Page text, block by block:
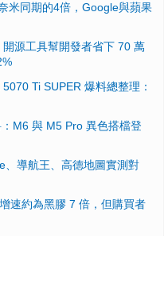
米同期的4倍，Google與蘋果
源工具幫開發者省下 70 萬
Ti SUPER 爆料總整理：
M6 與 M5 Pro 異色搭檔登
、導航王、高德地圖實測對
速約為黑膠 7 倍，但購買者